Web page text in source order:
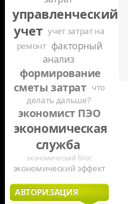
управленческий
учет учет затрат на
ремонт факторный
анализ
формирование
сметы затрат что
делать дальше?
экономист ПЭО
экономическая
служба
экономический блог
экономический эффект
АВТОРИЗАЦИЯ